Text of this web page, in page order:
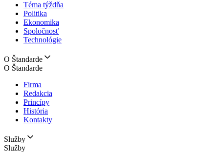
Téma týždňa
Politika
Ekonomika
Spoločnosť
Technológie
O Štandarde
O Štandarde
Firma
Redakcia
Princípy
História
Kontakty
Služby
Služby